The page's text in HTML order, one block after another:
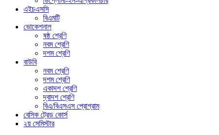
এইচএসসি
বিএমটি
ভোকেশনাল
ষষ্ঠ শ্রেণি
নবম শ্রেণি
দশম শ্রেণি
বাউবি
নবম শ্রেণি
দশম শ্রেণি
একাদশ শ্রেণি
দ্বাদশ শ্রেণি
বিএ/বিএসএস প্রোগ্রাম
বেসিক ট্রেড কোর্স
২য় সেমিস্টার